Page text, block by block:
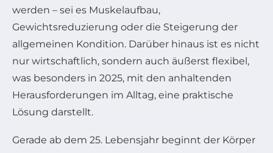
werden – sei es Muskelaufbau,
Gewichtsreduzierung oder die Steigerung der
allgemeinen Kondition. Darüber hinaus ist es nicht
nur wirtschaftlich, sondern auch äußerst flexibel,
was besonders in 2025, mit den anhaltenden
Herausforderungen im Alltag, eine praktische
Lösung darstellt.
Gerade ab dem 25. Lebensjahr beginnt der Körper